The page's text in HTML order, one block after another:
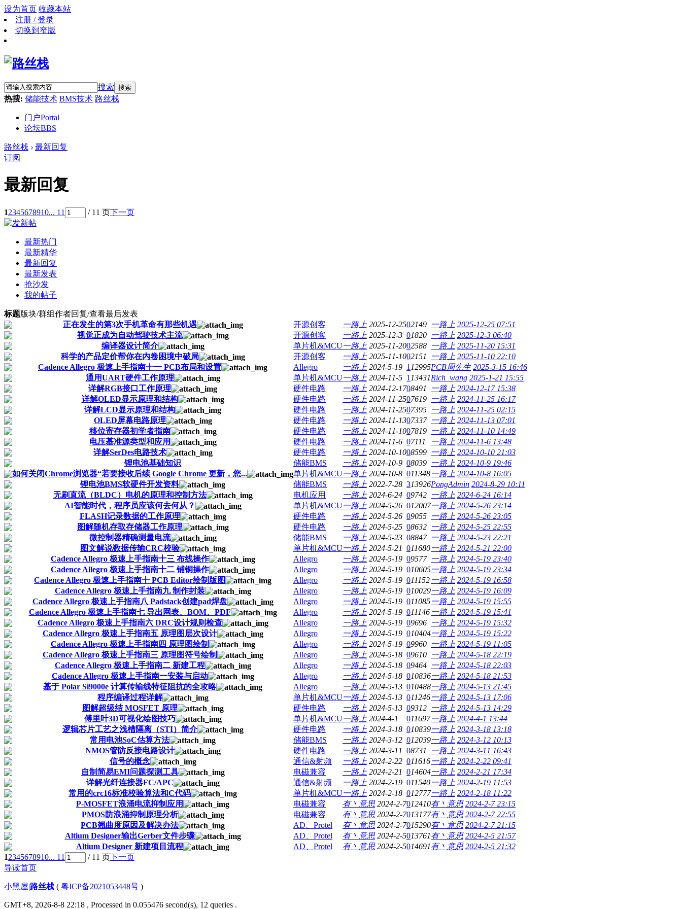
设为首页 收藏本站
注册 / 登录
切换到窄版
搜索 搜索
热搜: 储能技术 BMS技术 路丝栈
门户Portal
论坛BBS
路丝栈 › 最新回复
订阅
最新回复
12345678910... 11 / 11 页下一页
最新热门
最新精华
最新回复
最新发表
抢沙发
我的帖子
标题版块/群组作者回复/查看最后发表
正在发生的第3次手机革命有那些机遇
开源创客 一路上 2025-12-2502149 一路上 2025-12-25 07:51
视觉正成为自动驾驶技术主流
开源创客 一路上 2025-12-3 01820 一路上 2025-12-3 06:40
编译器设计简介
单片机&MCU一路上 2025-11-2002588 一路上 2025-11-20 15:31
科学的产品定价帮你在内卷困境中破局
开源创客 一路上 2025-11-1002151 一路上 2025-11-10 22:10
Cadence Allegro 极速上手指南十一 PCB布局和设置
Allegro 一路上 2024-5-19 1 12995PCB周先生 2025-3-15 16:46
通用UART硬件工作原理
单片机&MCU一路上 2024-11-5 1 13431Rich_wang 2025-1-21 15:55
详解RGB接口工作原理
硬件电路 一路上 2024-12-1708491 一路上 2024-12-17 15:38
详解OLED显示原理和结构
硬件电路 一路上 2024-11-2507619 一路上 2024-11-25 16:17
详解LCD显示原理和结构
硬件电路 一路上 2024-11-2507395 一路上 2024-11-25 02:15
OLED屏幕电路原理
硬件电路 一路上 2024-11-1307337 一路上 2024-11-13 07:01
移位寄存器初学者指南
硬件电路 一路上 2024-11-1007819 一路上 2024-11-10 14:49
电压基准源类型和应用
硬件电路 一路上 2024-11-6 07111 一路上 2024-11-6 13:48
详解SerDes电路技术
硬件电路 一路上 2024-10-1008599 一路上 2024-10-10 21:03
锂电池基础知识
储能BMS 一路上 2024-10-9 08039 一路上 2024-10-9 19:46
如何关闭Chrome浏览器“若要接收后续 Google Chrome 更新，您...
单片机&MCU一路上 2024-10-8 011348一路上 2024-10-8 16:05
锂电池BMS软硬件开发资料
储能BMS 一路上 2022-7-28 313926PongAdmin 2024-8-29 10:11
无刷直流（BLDC）电机的原理和控制方法
电机应用 一路上 2024-6-24 09742 一路上 2024-6-24 16:14
AI智能时代，程序员应该何去何从？
单片机&MCU一路上 2024-5-26 012007一路上 2024-5-26 23:14
FLASH记录数据的工作原理
硬件电路 一路上 2024-5-26 09055 一路上 2024-5-26 23:05
图解随机存取存储器工作原理
硬件电路 一路上 2024-5-25 08632 一路上 2024-5-25 22:55
微控制器精确测量电流
储能BMS 一路上 2024-5-23 08847 一路上 2024-5-23 22:21
图文解说数据传输CRC校验
单片机&MCU一路上 2024-5-21 011680一路上 2024-5-21 22:00
Cadence Allegro 极速上手指南十三 布线操作
Allegro 一路上 2024-5-19 09577 一路上 2024-5-19 23:40
Cadence Allegro 极速上手指南十二 铺铜操作
Allegro 一路上 2024-5-19 010605一路上 2024-5-19 23:34
Cadence Allegro 极速上手指南十 PCB Editor绘制版图
Allegro 一路上 2024-5-19 011152 一路上 2024-5-19 16:58
Cadence Allegro 极速上手指南九 制作封装
Allegro 一路上 2024-5-19 010029一路上 2024-5-19 16:09
Cadence Allegro 极速上手指南八 Padstack创建pad焊盘
Allegro 一路上 2024-5-19 011085一路上 2024-5-19 15:55
Cadence Allegro 极速上手指南七 导出网表、BOM、PDF
Allegro 一路上 2024-5-19 011146 一路上 2024-5-19 15:41
Cadence Allegro 极速上手指南六 DRC设计规则检查
Allegro 一路上 2024-5-19 09696 一路上 2024-5-19 15:32
Cadence Allegro 极速上手指南五 原理图层次设计
Allegro 一路上 2024-5-19 010404一路上 2024-5-19 15:22
Cadence Allegro 极速上手指南四 原理图绘制
Allegro 一路上 2024-5-19 09960 一路上 2024-5-19 11:05
Cadence Allegro 极速上手指南三 原理图符号绘制
Allegro 一路上 2024-5-18 09610 一路上 2024-5-18 22:19
Cadence Allegro 极速上手指南二 新建工程
Allegro 一路上 2024-5-18 09464 一路上 2024-5-18 22:03
Cadence Allegro 极速上手指南一安装与启动
Allegro 一路上 2024-5-18 010836一路上 2024-5-18 21:53
基于 Polar Si9000e 计算传输线特征阻抗的全攻略
Allegro 一路上 2024-5-13 010488一路上 2024-5-13 21:45
程序编译过程详解
单片机&MCU一路上 2024-5-13 011246一路上 2024-5-13 17:06
图解超级结 MOSFET 原理
硬件电路 一路上 2024-5-13 09312 一路上 2024-5-13 14:29
傅里叶3D可视化绘图技巧
单片机&MCU一路上 2024-4-1 011697一路上 2024-4-1 13:44
逻辑芯片工艺之浅槽隔离（STI）简介
硬件电路 一路上 2024-3-18 010839一路上 2024-3-18 13:18
常用电池SoC估算方法
储能BMS 一路上 2024-3-12 012039一路上 2024-3-12 10:13
NMOS管防反接电路设计
硬件电路 一路上 2024-3-11 08731 一路上 2024-3-11 16:43
信号的概念
通信&射频 一路上 2024-2-22 011616一路上 2024-2-22 09:41
自制简易EMI问题探测工具
电磁兼容 一路上 2024-2-21 014604一路上 2024-2-21 17:34
详解光纤连接器FC/APC
通信&射频 一路上 2024-2-19 011540一路上 2024-2-19 11:53
常用的crc16标准校验算法和C代码
单片机&MCU一路上 2024-2-18 012777一路上 2024-2-18 11:22
P-MOSFET浪涌电流抑制应用
电磁兼容 有丶意思 2024-2-7012410有丶意思 2024-2-7 23:15
PMOS防浪涌抑制原理分析
电磁兼容 有丶意思 2024-2-7013177有丶意思 2024-2-7 22:55
PCB翘曲度原因及解决办法
AD、Protel 有丶意思 2024-2-7015290有丶意思 2024-2-7 21:15
Altium Designer输出Gerber文件步骤
AD、Protel 有丶意思 2024-2-5013761有丶意思 2024-2-5 21:57
Altium Designer 新建项目流程
AD、Protel 有丶意思 2024-2-5014691有丶意思 2024-2-5 21:32
12345678910... 11 / 11 页下一页
导读首页
小黑屋|路丝栈 ( 粤ICP备2021053448号 )
GMT+8, 2026-8-8 22:18 , Processed in 0.055476 second(s), 12 queries .